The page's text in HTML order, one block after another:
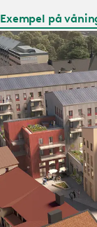
Exempel på